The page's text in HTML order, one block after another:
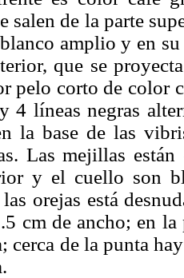
salen de la parte
amplio y en
que se
pelo corto de color
4 líneas negras
la base de las
Las mejillas
y el cuello son
orejas está
cm de ancho; en
cerca de la punta